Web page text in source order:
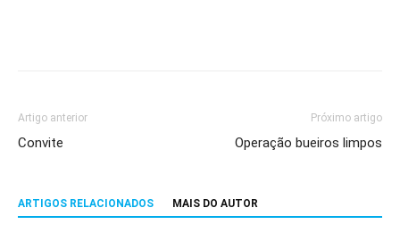
Artigo anterior
Convite
Próximo artigo
Operação bueiros limpos
ARTIGOS RELACIONADOS MAIS DO AUTOR